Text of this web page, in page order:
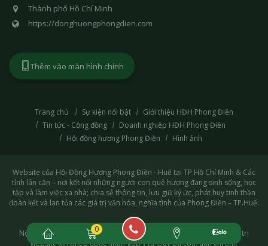
Thành phố Hồ Chí Minh
https://donghuongphongdien.com
Thêm vào màn hình chính
Trang chủ Sự kiện nổi bật
Giới thiệu HĐH Phong Điền
Tin tức - Cộng đồng
Doanh nghiệp HĐH Phong Điền
Hội đồng hương Phong Điền
Hình ảnh
Website của Hội Đồng Hương Phong Điền - Huế tại TP.Hồ Chí Minh & Các
tỉnh lân cận – nơi kết nối những người con quê hương đang sinh sống, học
tập và làm việc xa nhà; chia sẻ thông tin, lưu giữ ký ức, phát huy tinh thần
đoàn kết và lan tỏa các giá trị văn hóa, nghĩa tình của Phong Điền – TP.Huế.
Nội dung đang trong quá trình hoàn thiện, mọi thiếu xót Ban quản trị
website xin phép được nhận góp ý từ Quý bà con, anh chị em.
0